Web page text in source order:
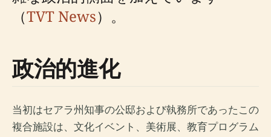
（TVT News）。
政治的進化
当初はセアラ州知事の公邸および執務所であったこの
複合施設は、文化イベント、美術展、教育プログラム